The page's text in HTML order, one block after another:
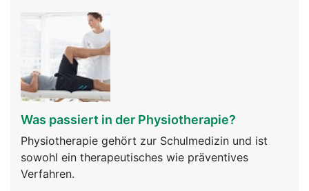
Was passiert in der Physiotherapie?
Physiotherapie gehört zur Schulmedizin und ist
sowohl ein therapeutisches wie präventives
Verfahren.